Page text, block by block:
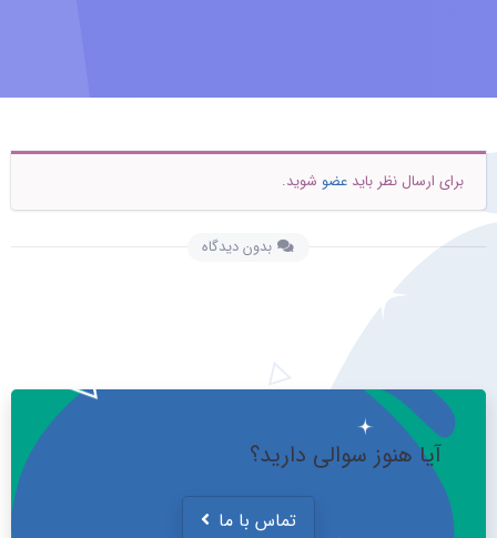
برای ارسال نظر باید عضو شوید.
بدون دیدگاه
آیا هنوز سوالی دارید؟
تماس با ما